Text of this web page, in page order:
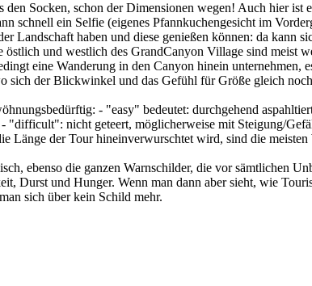
Socken, schon der Dimensionen wegen! Auch hier
schnell ein Selfie (eigenes Pfannkuchengesicht im
Landschaft haben und diese genießen können: da kann
und westlich des GrandCanyon Village sind meist
eine Wanderung in den Canyon hinein unternehmen,
sich der Blickwinkel und das Gefühl für Größe gleich
- "easy" bedeutet: durchgehend
"difficult": nicht geteert, möglicherweise mit Steigung/
Länge der Tour hineinverwurschtet wird, sind die
ebenso die ganzen Warnschilder, die vor sämtlichen
Durst und Hunger. Wenn man dann aber sieht, wie
sich über kein Schild mehr.